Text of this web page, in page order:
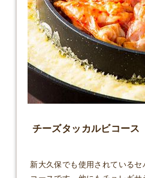
チーズタッカルビコース
新大久保でも使用されている